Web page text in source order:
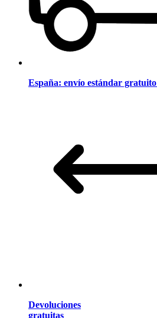
España: envío estándar gratuito
Devoluciones
gratuitas